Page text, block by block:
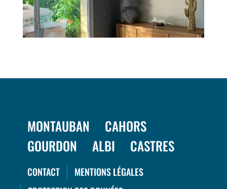
MONTAUBAN
CAHORS
GOURDON
ALBI CASTRES
CONTACT
MENTIONS LÉGALES